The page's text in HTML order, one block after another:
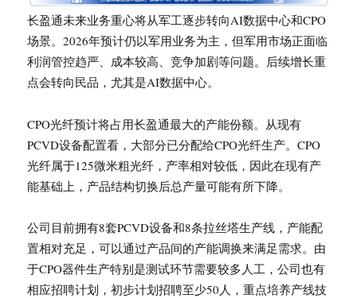
长盈通未来业务重心将从军工逐步转向AI数据中心和CPO
场景。2026年预计仍以军用业务为主，但军用市场正面临
利润管控趋严、成本较高、竞争加剧等问题。后续增长重
点会转向民品，尤其是AI数据中心。
CPO光纤预计将占用长盈通最大的产能份额。从现有
PCVD设备配置看，大部分已分配给CPO光纤生产。CPO
光纤属于125微米粗光纤，产率相对较低，因此在现有产
能基础上，产品结构切换后总产量可能有所下降。
公司目前拥有8套PCVD设备和8条拉丝塔生产线，产能配
置相对充足，可以通过产品间的产能调换来满足需求。由
于CPO器件生产特别是测试环节需要较多人工，公司也有
相应招聘计划，初步计划招聘至少50人，重点培养产线技